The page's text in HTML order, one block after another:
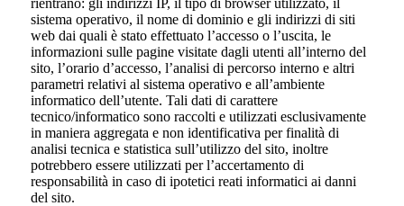
sistema operativo, il nome di dominio e gli indirizzi di siti
web dai quali è stato effettuato l’accesso o l’uscita, le
informazioni sulle pagine visitate dagli utenti all’interno del
sito, l’orario d’accesso, l’analisi di percorso interno e altri
parametri relativi al sistema operativo e all’ambiente
informatico dell’utente. Tali dati di carattere
tecnico/informatico sono raccolti e utilizzati esclusivamente
in maniera aggregata e non identificativa per finalità di
analisi tecnica e statistica sull’utilizzo del sito, inoltre
potrebbero essere utilizzati per l’accertamento di
responsabilità in caso di ipotetici reati informatici ai danni
del sito.